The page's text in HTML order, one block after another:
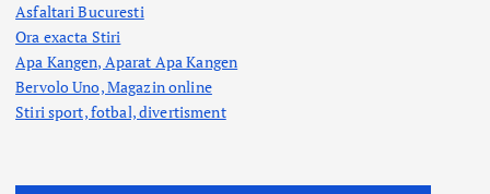
Asfaltari Bucuresti
Ora exacta Stiri
Apa Kangen, Aparat Apa Kangen
Bervolo Uno, Magazin online
Stiri sport, fotbal,divertisment